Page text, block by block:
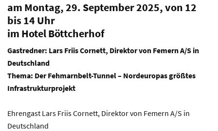
am Montag, 29. September 2025, von 12
bis 14 Uhr
im Hotel Böttcherhof
Gastredner: Lars Friis Cornett, Direktor von Femern A/S in
Deutschland
Thema: Der Fehmarnbelt-Tunnel – Nordeuropas größtes
Infrastrukturprojekt
Ehrengast Lars Friis Cornett, Direktor von Femern A/S in
Deutschland